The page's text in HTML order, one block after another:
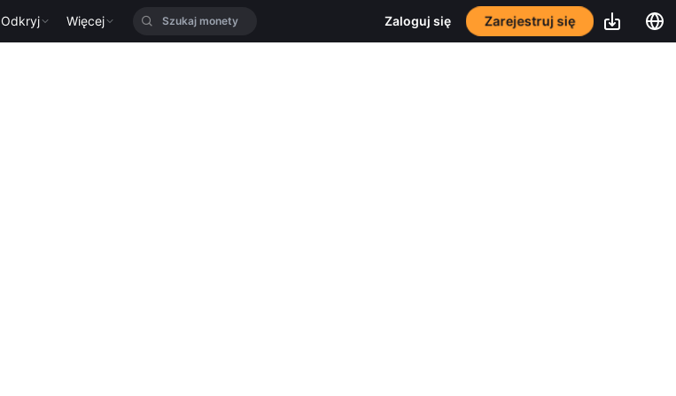
Odkryj Więcej Zaloguj się Zarejestruj się